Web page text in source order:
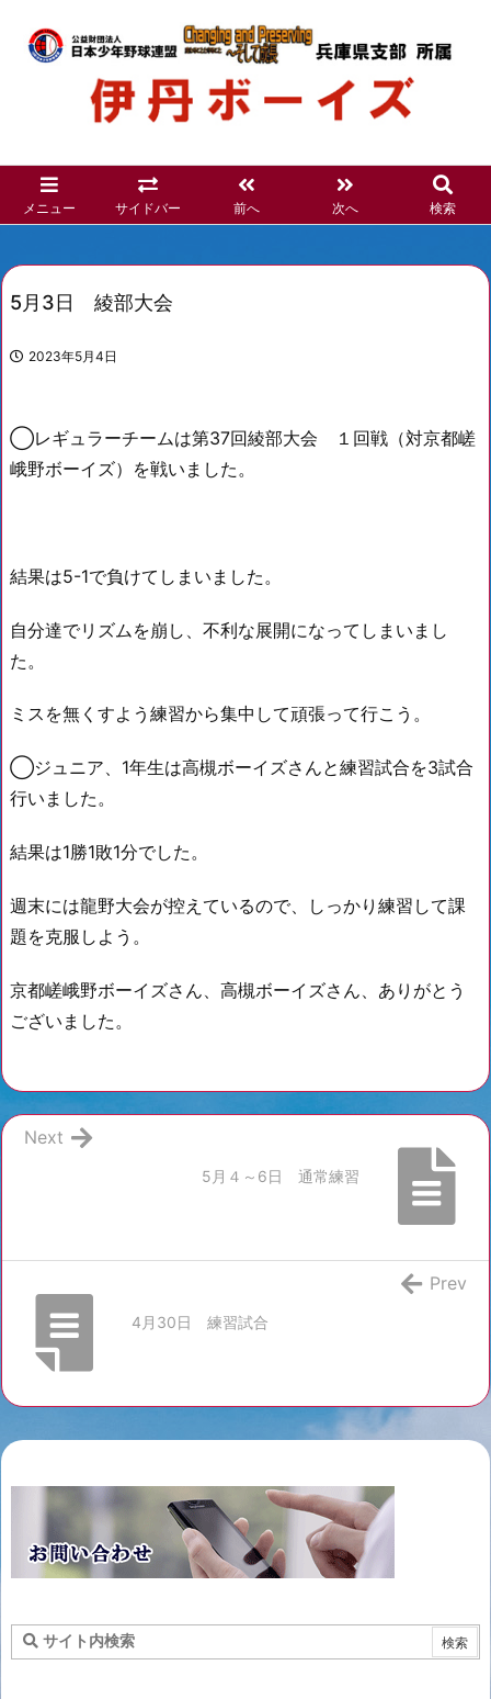
メニュー サイドバー 前へ 次へ 検索
5月3日 綾部大会
2023年5月4日
◯レギュラーチームは第37回綾部大会 １回戦（対京都嵯
峨野ボーイズ）を戦いました。
結果は5-1で負けてしまいました。
自分達でリズムを崩し、不利な展開になってしまいまし
た。
ミスを無くすよう練習から集中して頑張って行こう。
◯ジュニア、1年生は高槻ボーイズさんと練習試合を3試合
行いました。
結果は1勝1敗1分でした。
週末には龍野大会が控えているので、しっかり練習して課
題を克服しよう。
京都嵯峨野ボーイズさん、高槻ボーイズさん、ありがとう
ございました。
5月４～6日 通常練習
Next
4月30日 練習試合
Prev